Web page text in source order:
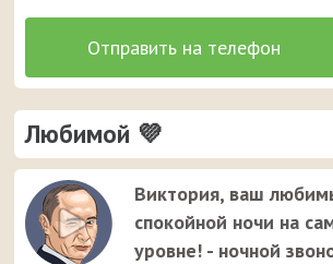
Любимой 💜
Виктория, ваш
спокойной ночи на
уровне! - ночной